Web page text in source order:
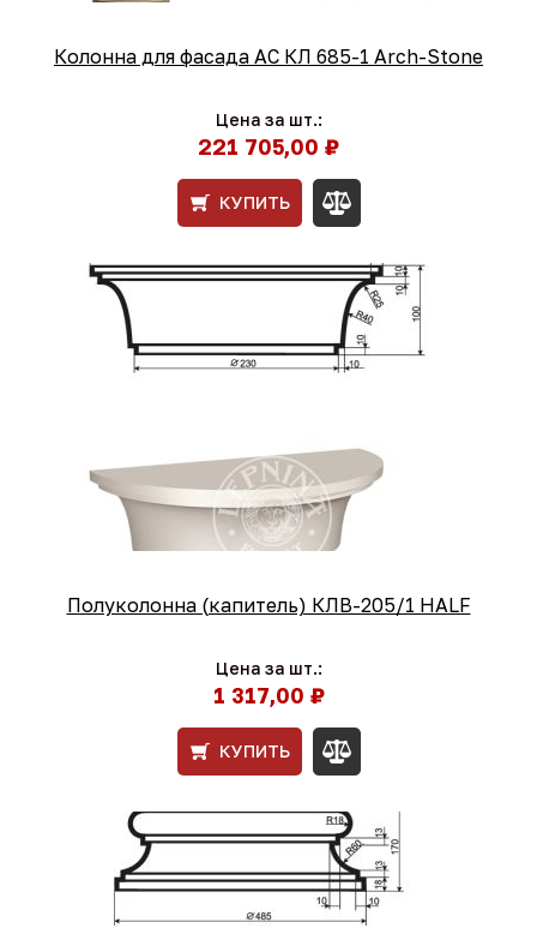
Колонна для фасада АС КЛ 685-1 Arch-Stone
Цена за шт.:
221 705,00 ₽
КУПИТЬ
Полуколонна (капитель) КЛВ-205/1 HALF
Цена за шт.:
1 317,00 ₽
КУПИТЬ